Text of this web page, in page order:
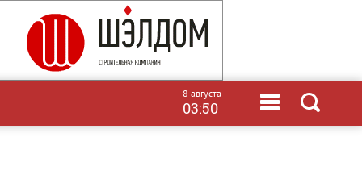
8 августа
03:50